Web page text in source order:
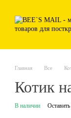
Главная Все
Котик
В наличии